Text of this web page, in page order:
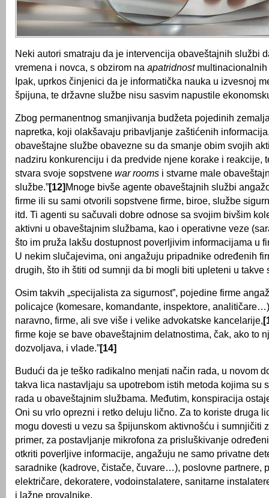
Neki autori smatraju da je intervencija obaveštajnih službi
vremena i novca, s obzirom na apatridnostmultinacionalnih
Ipak, uprkos činjenici da je informatička nauka u izvesnoj
špijuna, te državne službe nisu sasvim napustile
Zbog permanentnog smanjivanja budžeta pojedinih
napretka, koji olakšavaju pribavljanje zaštićenih
obaveštajne službe obavezne su da smanje obim svojih
nadziru konkurenciju i da predvide njene korake i reakcije,
stvara svoje sopstvene war rooms i stvarne male
službe.”[12]Mnoge bivše agente obaveštajnih službi
firme ili su sami otvorili sopstvene firme, biroe, službe
itd. Ti agenti su sačuvali dobre odnose sa svojim bivšim
aktivni u obaveštajnim službama, kao i operativne veze
što im pruža lakšu dostupnost poverljivim informacijama u
U nekim slučajevima, oni angažuju pripadnike određenih
drugih, što ih štiti od sumnji da bi mogli biti upleteni u takve
Osim takvih „specijalista za sigurnost”, pojedine firme
policajce (komesare, komandante, inspektore,
naravno, firme, ali sve više i velike advokatske kancelarije,
firme koje se bave obaveštajnim delatnostima, čak, ako to
dozvoljava, i vlade.”[14]
Budući da je teško radikalno menjati način rada, u novom
takva lica nastavljaju sa upotrebom istih metoda kojima su
rada u obaveštajnim službama. Međutim, konspiracija
Oni su vrlo oprezni i retko deluju lično. Za to koriste druga
mogu dovesti u vezu sa špijunskom aktivnošću i sumnjičiti
primer, za postavljanje mikrofona za prisluškivanje
otkriti poverljive informacije, angažuju ne samo privatne
saradnike (kadrove, čistače, čuvare…), poslovne partnere,
električare, dekoratere, vodoinstalatere, sanitarne
i lažne provalnike.